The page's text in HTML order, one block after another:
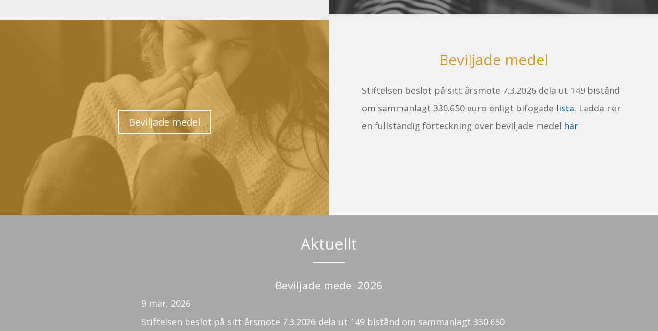
Beviljade medel
Beviljade medel
Stiftelsen beslöt på sitt årsmöte 7.3.2026 dela ut 149 bistånd
om sammanlagt 330.650 euro enligt bifogade lista. Ladda ner
en fullständig förteckning över beviljade medel här
Aktuellt
Beviljade medel 2026
9 mar, 2026
Stiftelsen beslöt på sitt årsmöte 7.3.2026 dela ut 149 bistånd om sammanlagt 330.650